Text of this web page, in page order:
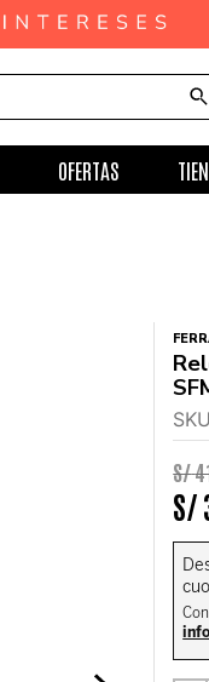
OFERTAS
SKU
S/
S/